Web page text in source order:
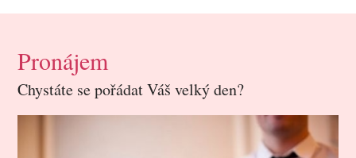
Pronájem
Chystáte se pořádat Váš velký den?